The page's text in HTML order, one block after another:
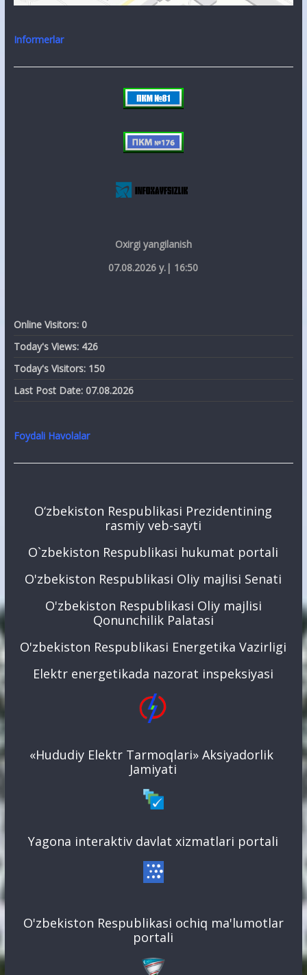
Informerlar
Oxirgi yangilanish
07.08.2026 y.| 16:50
Online Visitors: 0
Today's Views: 426
Today's Visitors: 150
Last Post Date: 07.08.2026
Foydali Havolalar
O‘zbekiston Respublikasi Prezidentining
rasmiy veb-sayti
O`zbekiston Respublikasi hukumat portali
O'zbekiston Respublikasi Oliy majlisi Senati
O'zbekiston Respublikasi Oliy majlisi
Qonunchilik Palatasi
O'zbekiston Respublikasi Energetika Vazirligi
Elektr energetikada nazorat inspeksiyasi
«Hududiy Elektr Tarmoqlari» Aksiyadorlik
Jamiyati
Yagona interaktiv davlat xizmatlari portali
O'zbekiston Respublikasi ochiq ma'lumotlar
portali